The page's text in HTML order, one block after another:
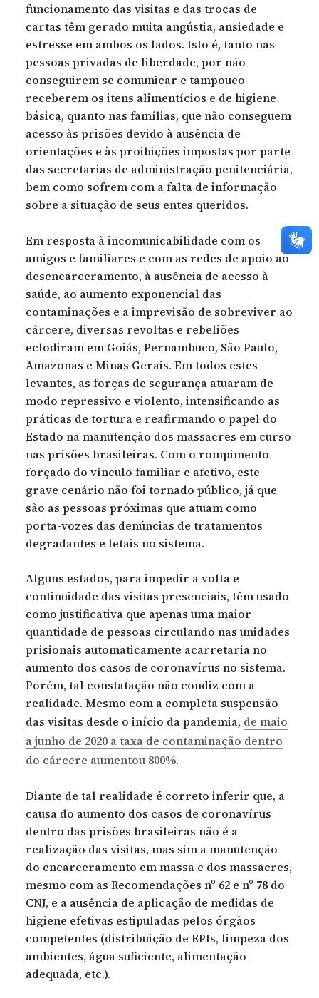
funcionamento das visitas e das trocas de
cartas têm gerado muita angústia, ansiedade e
estresse em ambos os lados. Isto é, tanto nas
pessoas privadas de liberdade, por não
conseguirem se comunicar e tampouco
receberem os itens alimentícios e de higiene
básica, quanto nas famílias, que não conseguem
acesso às prisões devido à ausência de
orientações e às proibições impostas por parte
das secretarias de administração penitenciária,
bem como sofrem com a falta de informação
sobre a situação de seus entes queridos.
Em resposta à incomunicabilidade com os
amigos e familiares e com as redes de apoio ao
desencarceramento, à ausência de acesso à
saúde, ao aumento exponencial das
contaminações e a imprevisão de sobreviver ao
cárcere, diversas revoltas e rebeliões
eclodiram em Goiás, Pernambuco, São Paulo,
Amazonas e Minas Gerais. Em todos estes
levantes, as forças de segurança atuaram de
modo repressivo e violento, intensificando as
práticas de tortura e reafirmando o papel do
Estado na manutenção dos massacres em curso
nas prisões brasileiras. Com o rompimento
forçado do vínculo familiar e afetivo, este
grave cenário não foi tornado público, já que
são as pessoas próximas que atuam como
porta-vozes das denúncias de tratamentos
degradantes e letais no sistema.
Alguns estados, para impedir a volta e
continuidade das visitas presenciais, têm usado
como justificativa que apenas uma maior
quantidade de pessoas circulando nas unidades
prisionais automaticamente acarretaria no
aumento dos casos de coronavírus no sistema.
Porém, tal constatação não condiz com a
realidade. Mesmo com a completa suspensão
das visitas desde o início da pandemia, de maio
a junho de 2020 a taxa de contaminação dentro
do cárcere aumentou 800%.
Diante de tal realidade é correto inferir que, a
causa do aumento dos casos de coronavírus
dentro das prisões brasileiras não é a
realização das visitas, mas sim a manutenção
do encarceramento em massa e dos massacres,
mesmo com as Recomendações nº 62 e nº 78 do
CNJ, e a ausência de aplicação de medidas de
higiene efetivas estipuladas pelos órgãos
competentes (distribuição de EPIs, limpeza dos
ambientes, água suficiente, alimentação
adequada, etc.).